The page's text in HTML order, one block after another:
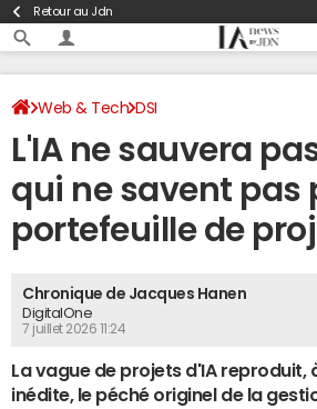
Retour au Jdn
Web & Tech DSI
L'IA ne sauvera
qui ne savent pas
portefeuille de
Chronique de Jacques Hanen
DigitalOne
7 juillet 2026 11:24
La vague de projets d'IA reproduit,
inédite, le péché originel de la